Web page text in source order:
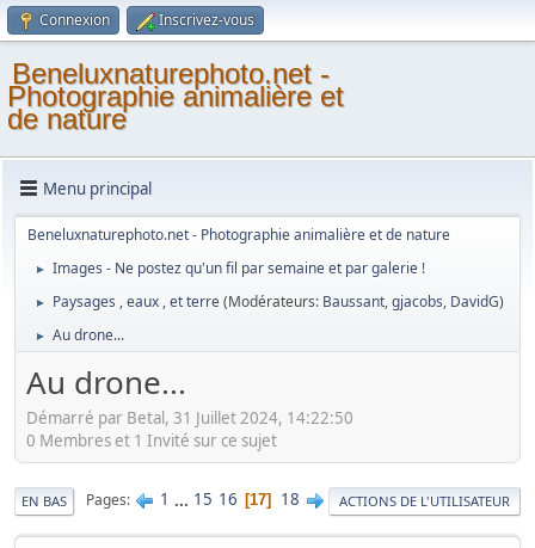
Connexion Inscrivez-vous
Beneluxnaturephoto.net -
Photographie animalière et
de nature
Menu principal
Beneluxnaturephoto.net - Photographie animalière et de nature
► Images - Ne postez qu'un fil par semaine et par galerie !
► Paysages , eaux , et terre(Modérateurs: Baussant,gjacobs, DavidG)
► Au drone...
Au drone...
Démarré par Betal, 31 Juillet 2024, 14:22:50
0 Membres et 1 Invité sur ce sujet
EN BAS Pages 1 ... 15 16 17 18 ACTIONS DE L'UTILISATEUR